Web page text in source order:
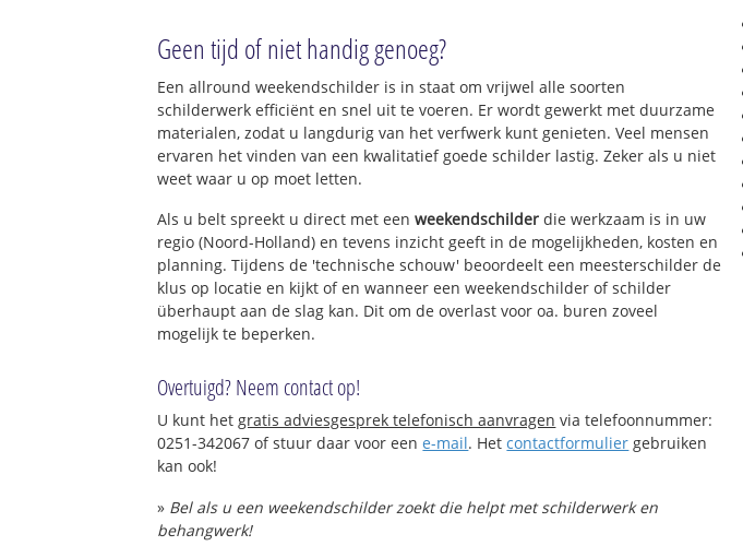
Geen tijd of niet handig genoeg?
Een allround weekendschilder is in staat om vrijwel alle soorten
schilderwerk efficiënt en snel uit te voeren. Er wordt gewerkt met duurzame
materialen, zodat u langdurig van het verfwerk kunt genieten. Veel mensen
ervaren het vinden van een kwalitatief goede schilder lastig. Zeker als u niet
weet waar u op moet letten.
Als u belt spreekt u direct met eenweekendschilder die werkzaam is in uw
regio (Noord-Holland) en tevens inzicht geeft in de mogelijkheden, kosten en
planning. Tijdens de 'technische schouw' beoordeelt een meesterschilder de
klus op locatie en kijkt of en wanneer een weekendschilder of schilder
überhaupt aan de slag kan. Dit om de overlast voor oa. buren zoveel
mogelijk te beperken.
Overtuigd? Neem contact op!
U kunt hetgratis adviesgesprek telefonisch aanvragen via telefoonnummer:
0251-342067 of stuur daar voor eene-mail. Hetcontactformulier gebruiken
kan ook!
» Bel als u een weekendschilder zoekt die helpt met schilderwerk en
behangwerk!